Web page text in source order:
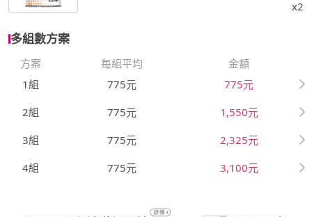
x2
多組數方案
方案 每組平均
金額
1組
775元
775元
2組
775元
1,550元
3組
775元
2,325元
4組
775元 3,100元